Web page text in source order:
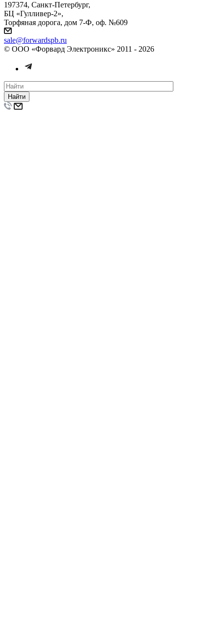
197374, Санкт-Петербург,
БЦ «Гулливер-2»,
Торфяная дорога, дом 7-Ф, оф. №609
sale@forwardspb.ru
© ООО «Форвард Электроникс» 2011 - 2026
Найти